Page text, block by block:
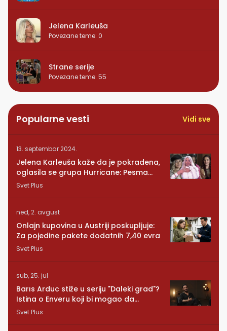
Jelena Karleuša
Povezane teme: 0
Strane serije
Povezane teme: 55
Popularne vesti Vidi sve
13. septembar 2024.
Jelena Karleuša kaže da je pokradena,
oglasila se grupa Hurricane: Pesma
RUNDE je naša!
Svet Plus
ned, 2. avgust
Onlajn kupovina u Austriji poskupljuje:
Za pojedine pakete dodatnih 7,40 evra
Svet Plus
sub, 25. jul
Barıs Arduc stiže u seriju "Daleki grad"?
Istina o Enveru koji bi mogao da
promeni sve
Svet Plus